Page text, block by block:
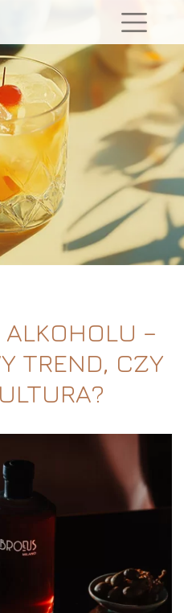
–
TREND, CZY